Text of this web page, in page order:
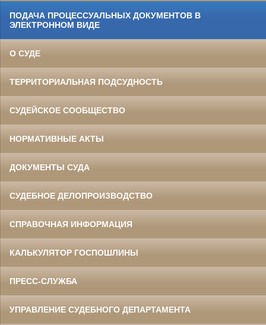
ПОДАЧА ПРОЦЕССУАЛЬНЫХ ДОКУМЕНТОВ В
ЭЛЕКТРОННОМ ВИДЕ
О СУДЕ
ТЕРРИТОРИАЛЬНАЯ ПОДСУДНОСТЬ
СУДЕЙСКОЕ СООБЩЕСТВО
НОРМАТИВНЫЕ АКТЫ
ДОКУМЕНТЫ СУДА
СУДЕБНОЕ ДЕЛОПРОИЗВОДСТВО
СПРАВОЧНАЯ ИНФОРМАЦИЯ
КАЛЬКУЛЯТОР ГОСПОШЛИНЫ
ПРЕСС-СЛУЖБА
УПРАВЛЕНИЕ СУДЕБНОГО ДЕПАРТАМЕНТА